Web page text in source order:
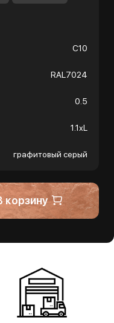
С10
RAL7024
0.5
1.1хL
графитовый серый
корзину